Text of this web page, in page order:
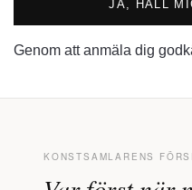
JA, HÅLL
Genom att anmäla dig
KONSTSAMLARENS